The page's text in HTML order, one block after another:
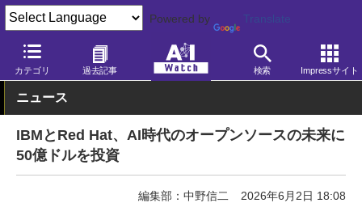
Powered by Translate
カテゴリ 過去記事 検索 Impressサイト
AI Watch AI活用 ビジネス・業務
ニュース
IBMとRed Hat、AI時代のオープンソースの未来に
50億ドルを投資
編集部：中野信二 2026年6月2日 18:08